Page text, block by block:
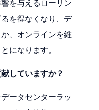
を与えるローリン
を得なくなり、デ
、オンラインを維
になります。
していますか？
ータセンターラッ